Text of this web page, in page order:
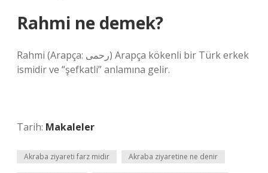
Rahmi ne demek?
Rahmi (Arapça: رحمى) Arapça kökenli bir Türk erkek
ismidir ve “şefkatli” anlamına gelir.
Tarih: Makaleler
Akraba ziyareti farz midir Akraba ziyaretine ne denir